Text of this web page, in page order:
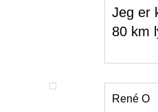
Jeg er
80 km
René O